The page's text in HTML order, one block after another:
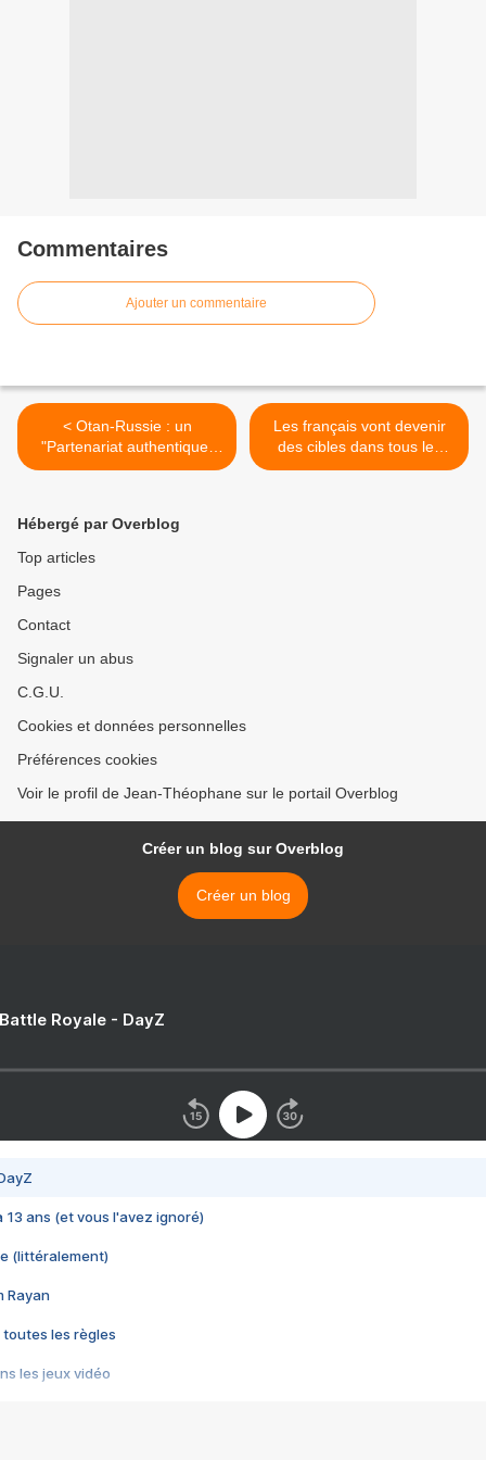
Commentaires
Ajouter un commentaire
< Otan-Russie : un
"Partenariat authentique"
s'impose (Rasmussen)
Les français vont devenir
des cibles dans tous les
pays arabes >
Hébergé par Overblog
Top articles
Pages
Contact
Signaler un abus
C.G.U.
Cookies et données personnelles
Préférences cookies
Voir le profil de Jean-Théophane sur le portail Overblog
Créer un blog sur Overblog
Créer un blog
Royale - DayZ
13 ans (et vous l'avez ignoré)
(littéralement)
Rayan
toutes les règles
les jeux vidéo